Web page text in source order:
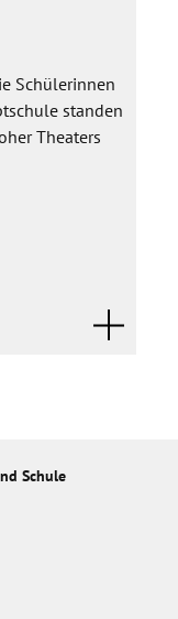
Schülerinnen
standen
Theaters
Schule